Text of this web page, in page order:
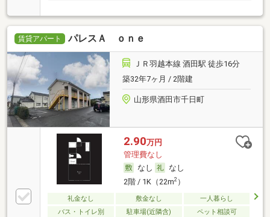
賃貸アパート パレスＡ ｏｎｅ
ＪＲ羽越本線 酒田駅 徒歩16分
築32年7ヶ月 / 2階建
山形県酒田市千日町
2.90万円
管理費なし
なし
なし
2階 / 1K（22m2）
礼金なし 敷金なし
一人暮らし
バス・トイレ別
駐車場(近隣含) ペット相談可